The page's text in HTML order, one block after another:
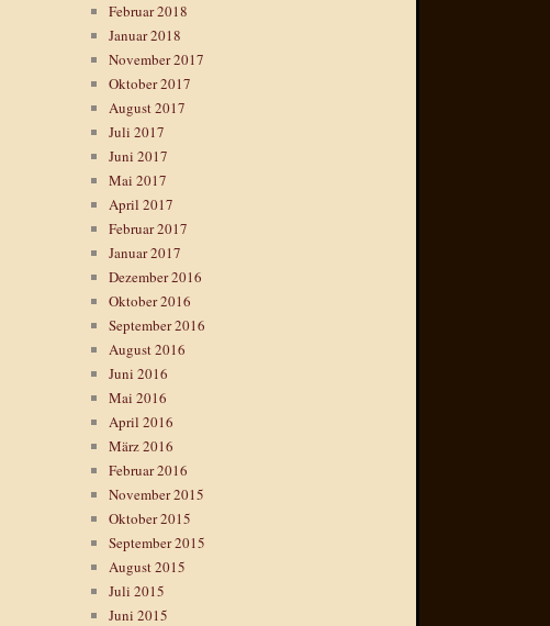
Februar 2018
Januar 2018
November 2017
Oktober 2017
August 2017
Juli 2017
Juni 2017
Mai 2017
April 2017
Februar 2017
Januar 2017
Dezember 2016
Oktober 2016
September 2016
August 2016
Juni 2016
Mai 2016
April 2016
März 2016
Februar 2016
November 2015
Oktober 2015
September 2015
August 2015
Juli 2015
Juni 2015